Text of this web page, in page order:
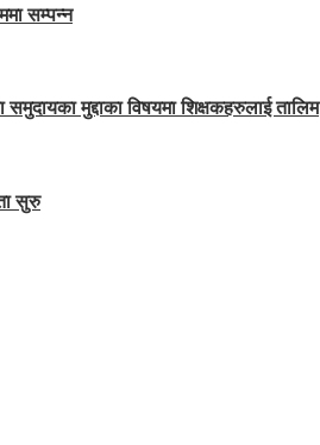
सम्पन्न
मुद्दाका विषयमा शिक्षकहरुलाई तालिम
सुरु